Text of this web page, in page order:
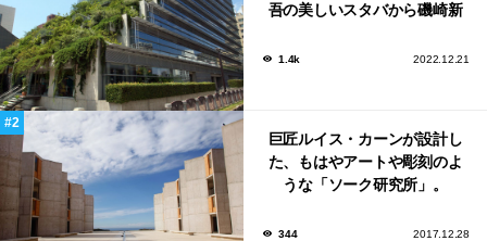
吾の美しいスタバから磯崎新
1.4k 2022.12.21
巨匠ルイス・カーンが設計し
た、もはやアートや彫刻のよ
うな「ソーク研究所」。
344 2017.12.28